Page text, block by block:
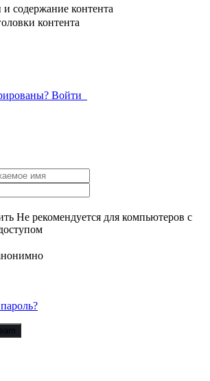
и содержание контента
контента
Войти
Не рекомендуется для компьютеров с